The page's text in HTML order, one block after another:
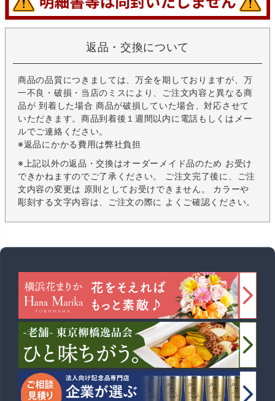
返品・交換について
商品の品質につきましては、万全を期しておりますが、万
一不良・破損・当店のミスにより、ご注文内容と異なる商
品が 到着した場合 商品が破損していた場合、対応させて
いただきます。商品到着後１週間以内に電話もしくはメー
ルでご連絡ください。
※返品にかかる費用は弊社負担
※上記以外の返品・交換はオーダーメイド品のため お受け
できかねますのでご了承ください。 ご注文完了後に、ご注
文内容の変更は 原則としてお受けできません。 カラーや
彫刻する文字内容は、ご注文の際に よくご確認ください。